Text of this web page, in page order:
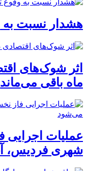
هشدار نسبت به
ماه باقی می‌ماند
عملیات اجرایی
شهری فردیس،